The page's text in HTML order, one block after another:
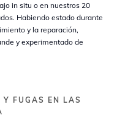
in situ o en nuestros 20
Habiendo estado durante
y la reparación,
y experimentado de
Y FUGAS EN LAS